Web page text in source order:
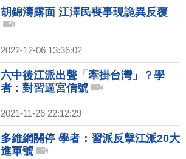
胡錦濤露面 江澤民喪事現詭異反覆
2022-12-06 13:36:02
六中後江派出聲「牽掛台灣」？學
者：對習逼宮信號
2021-11-26 22:12:29
多維網關停 學者：習派反擊江派20大
進軍號